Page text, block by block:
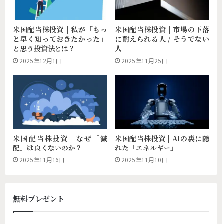
米国配当株投資 | 私が「もっ
と早く知っておきたかった」
と思う投資法とは？
2025年12月1日
米国配当株投資 | 市場の下落
に耐えられる人 / そうでない
人
2025年11月25日
米国配当株投資 | なぜ「減
配」は良くないのか？
2025年11月16日
米国配当株投資 | AIの裏に隠
れた「エネルギー」
2025年11月10日
無料プレゼント